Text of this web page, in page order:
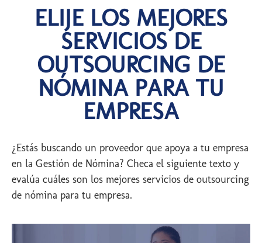
ELIJE LOS MEJORES
SERVICIOS DE
OUTSOURCING DE
NÓMINA PARA TU
EMPRESA
¿Estás buscando un proveedor que apoya a tu empresa
en la Gestión de Nómina? Checa el siguiente texto y
evalúa cuáles son los mejores servicios de outsourcing
de nómina para tu empresa.